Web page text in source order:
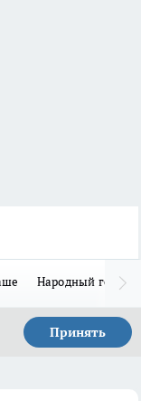
Народный герой
Принять